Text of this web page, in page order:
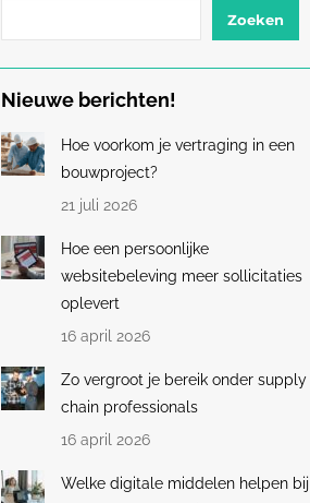
Zoeken
Nieuwe berichten!
Hoe voorkom je vertraging in een
bouwproject?
21 juli 2026
Hoe een persoonlijke
websitebeleving meer sollicitaties
oplevert
16 april 2026
Zo vergroot je bereik onder supply
chain professionals
16 april 2026
Welke digitale middelen helpen bij